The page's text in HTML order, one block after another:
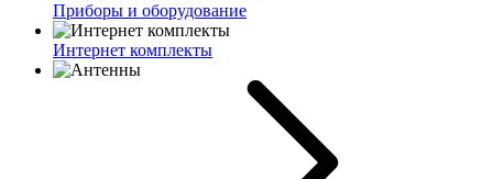
Приборы и оборудование
Интернет комплекты